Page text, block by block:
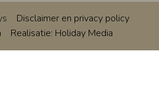
Disclaimer en privacy policy
Realisatie: Holiday Media